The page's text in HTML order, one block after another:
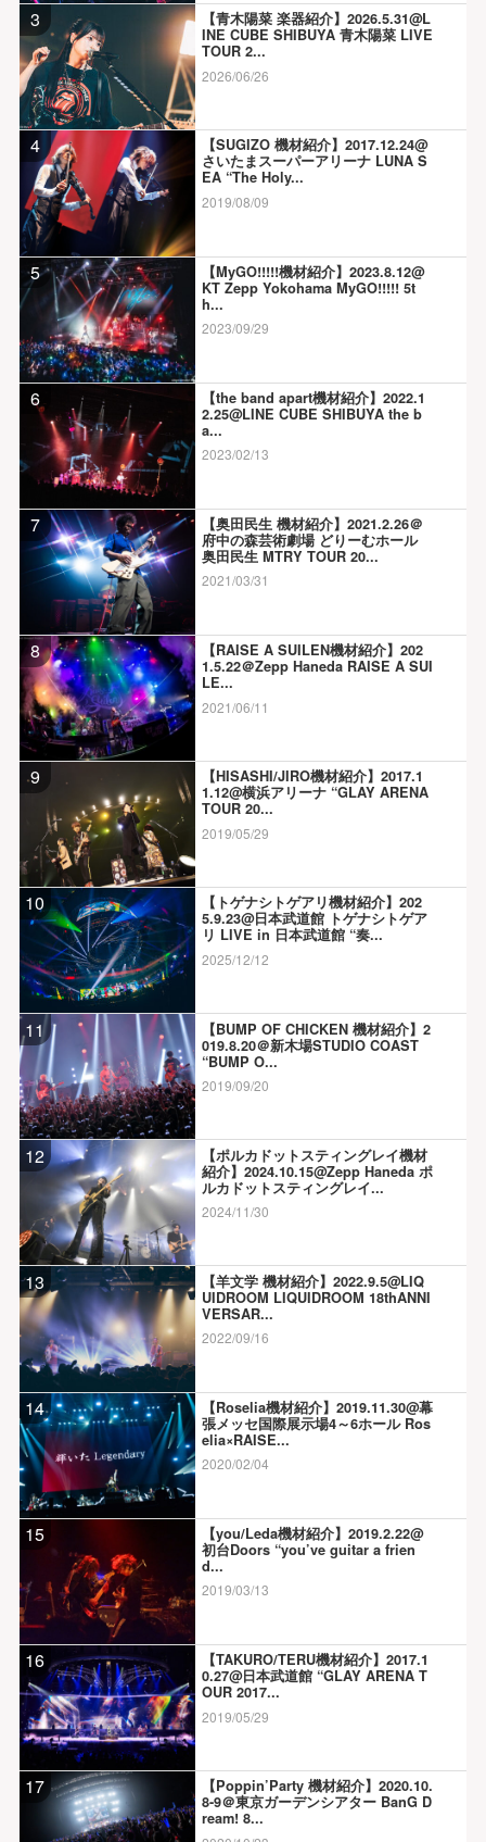
3
【青木陽菜 楽器紹介】2026.5.31@L
INE CUBE SHIBUYA 青木陽菜 LIVE
TOUR 2...
2026/06/26
4
【SUGIZO 機材紹介】2017.12.24@
さいたまスーパーアリーナ LUNA S
EA “The Holy...
2019/08/09
5
【MyGO!!!!!機材紹介】2023.8.12@
KT Zepp Yokohama MyGO!!!!! 5t
h...
2023/09/29
6
【the band apart機材紹介】2022.1
2.25@LINE CUBE SHIBUYA the b
a...
2023/02/13
7
【奥田民生 機材紹介】2021.2.26＠
府中の森芸術劇場 どりーむホール
奥田民生 MTRY TOUR 20...
2021/03/31
8
【RAISE A SUILEN機材紹介】202
1.5.22＠Zepp Haneda RAISE A SUI
LE...
2021/06/11
9
【HISASHI/JIRO機材紹介】2017.1
1.12@横浜アリーナ “GLAY ARENA
TOUR 20...
2019/05/29
10
【トゲナシトゲアリ機材紹介】202
5.9.23@日本武道館 トゲナシトゲア
リ LIVE in 日本武道館 “奏...
2025/12/12
11
【BUMP OF CHICKEN 機材紹介】2
019.8.20＠新木場STUDIO COAST
“BUMP O...
2019/09/20
12
【ポルカドットスティングレイ機材
紹介】2024.10.15@Zepp Haneda ポ
ルカドットスティングレイ...
2024/11/30
13
【羊文学 機材紹介】2022.9.5@LIQ
UIDROOM LIQUIDROOM 18thANNI
VERSAR...
2022/09/16
14
【Roselia機材紹介】2019.11.30@幕
張メッセ国際展示場4～6ホール Ros
elia×RAISE...
2020/02/04
15
【you/Leda機材紹介】2019.2.22@
初台Doors “you’ve guitar a frien
d...
2019/03/13
16
【TAKURO/TERU機材紹介】2017.1
0.27@日本武道館 “GLAY ARENA T
OUR 2017...
2019/05/29
17
【Poppin’Party 機材紹介】2020.10.
8-9＠東京ガーデンシアター BanG D
ream! 8...